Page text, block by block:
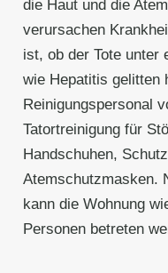
die Haut und die
verursachen
ist, ob der Tote unter
wie Hepatitis gelitten
Reinigungspersonal
Tatortreinigung für
Handschuhen,
Atemschutzmasken.
kann die Wohnung
Personen betreten